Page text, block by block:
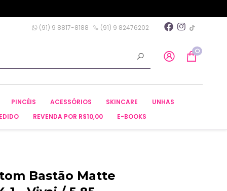
(91) 9 8817-8188 (91) 9 82476202
0
PINCÉIS ACESSÓRIOS SKINCARE
UNHAS
REVENDA POR R$10,00 E-BOOKS
Bastão Matte